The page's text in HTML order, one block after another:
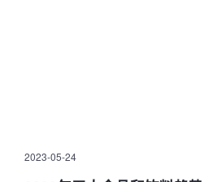
2023-05-24